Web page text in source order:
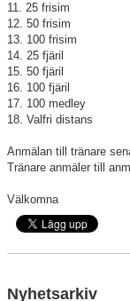
11. 25 frisim
12. 50 frisim
13. 100 frisim
14. 25 fjäril
15. 50 fjäril
16. 100 fjäril
17. 100 medley
18. Valfri distans
Anmälan till tränare
Tränare anmäler till
Välkomna
Nyhetsarkiv